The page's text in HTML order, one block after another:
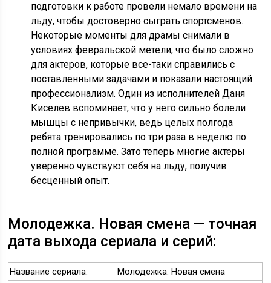
подготовки к работе провели немало времени на
льду, чтобы достоверно сыграть спортсменов.
Некоторые моменты для драмы снимали в
условиях февральской метели, что было сложно
для актеров, которые все-таки справились с
поставленными задачами и показали настоящий
профессионализм. Один из исполнителей Даня
Киселев вспоминает, что у него сильно болели
мышцы с непривычки, ведь целых полгода
ребята тренировались по три раза в неделю по
полной программе. Зато теперь многие актеры
уверенно чувствуют себя на льду, получив
бесценный опыт.
Молодежка. Новая смена — точная
дата выхода сериала и серий:
Название сериала: Молодежка. Новая смена